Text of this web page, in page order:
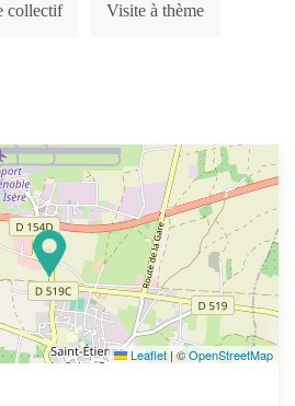
collectif Visite à thème
Leaflet |©OpenStreetMap